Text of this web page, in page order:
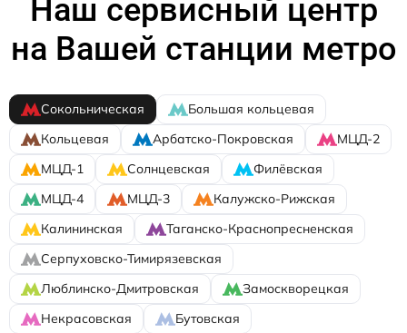
Наш сервисный центр
на Вашей станции метро
Сокольническая
Большая кольцевая
Кольцевая
Арбатско-Покровская
МЦД-2
МЦД-1
Солнцевская
Филёвская
МЦД-4
МЦД-3
Калужско-Рижская
Калининская
Таганско-Краснопресненская
Серпуховско-Тимирязевская
Люблинско-Дмитровская
Замоскворецкая
Некрасовская
Бутовская